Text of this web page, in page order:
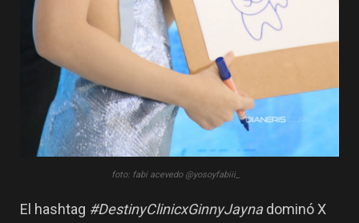
foto: fabi acevedo @yosoyfabiii_
El hashtag #DestinyClinicxGinnyJaynadominó X